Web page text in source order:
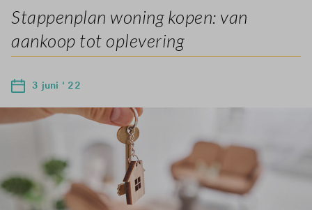
Stappenplan woning kopen: van
aankoop tot oplevering
3 juni ' 22